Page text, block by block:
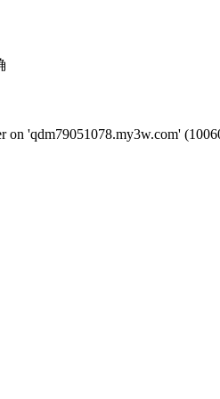
on 'qdm79051078.my3w.com'